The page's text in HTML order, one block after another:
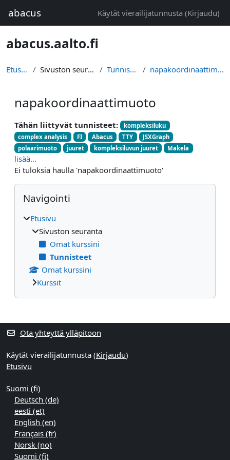
abacus Käytät vierailijatunnusta (Kirjaudu)
abacus.aalto.fi
Etusivu Sivuston seuranta Tunnisteet napakoordinaattimuoto
napakoordinaattimuoto
Tähän liittyvät tunnisteet:
kompleksiluku
complex analysis
FI Abacus TTY
JSXGraph
polaarimuoto
juuret kompleksiluvun juuret Makela
lisää...
Ei tuloksia haulla 'napakoordinaattimuoto'
Lohkot
Ohita Navigointi
Navigointi
Etusivu
Sivuston seuranta
Omat kurssini
Tunnisteet
Omat kurssini
Kurssit
Täydentävät lohkot
Ota yhteyttä ylläpitoon
Käytät vierailijatunnusta (Kirjaudu)
Etusivu
Suomi ‎(fi)‎
Deutsch ‎(de)‎
eesti ‎(et)‎
English ‎(en)‎
Français ‎(fr)‎
Norsk ‎(no)‎
Suomi ‎(fi)‎